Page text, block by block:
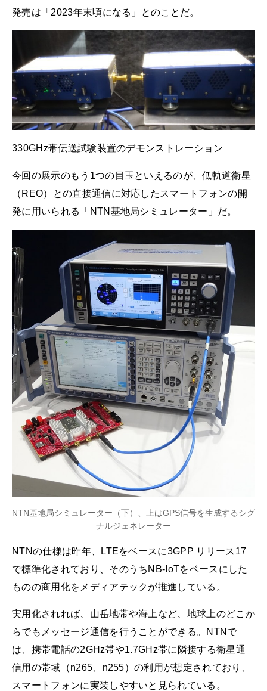
発売は「2023年末頃になる」とのことだ。
330GHz帯伝送試験装置のデモンストレーション
今回の展示のもう1つの目玉といえるのが、低軌道衛星
（REO）との直接通信に対応したスマートフォンの開
発に用いられる「NTN基地局シミュレーター」だ。
NTN基地局シミュレーター（下）、上はGPS信号を生成するシグ
ナルジェネレーター
NTNの仕様は昨年、LTEをベースに3GPP リリース17
で標準化されており、そのうちNB-IoTをベースにした
ものの商用化をメディアテックが推進している。
実用化されれば、山岳地帯や海上など、地球上のどこか
らでもメッセージ通信を行うことができる。NTNで
は、携帯電話の2GHz帯や1.7GHz帯に隣接する衛星通
信用の帯域（n265、n255）の利用が想定されており、
スマートフォンに実装しやすいと見られている。